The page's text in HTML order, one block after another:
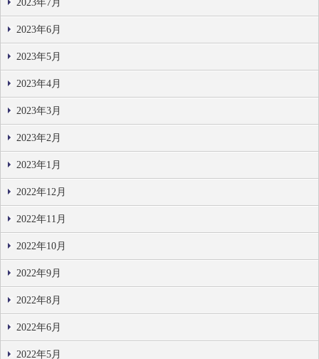
2023年7月
2023年6月
2023年5月
2023年4月
2023年3月
2023年2月
2023年1月
2022年12月
2022年11月
2022年10月
2022年9月
2022年8月
2022年6月
2022年5月